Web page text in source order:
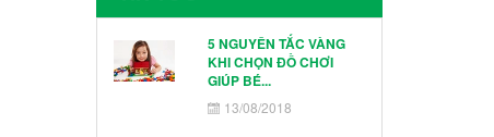
5 NGUYÊN TẮC VÀNG
KHI CHỌN ĐỒ CHƠI
GIÚP BÉ...
13/08/2018